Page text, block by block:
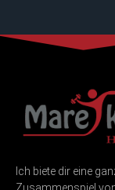
Ich biete dir eine